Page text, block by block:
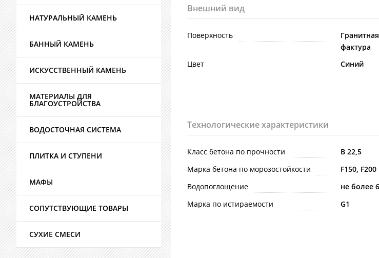
Внешний вид
Поверхность
Гранитная
фактура
Цвет
Синий
Технологические характеристики
Класс бетона по прочности
В 22,5
Марка бетона по морозостойкости
F150, F200
Водопоглощение
не более
Марка по истираемости
G1
НАТУРАЛЬНЫЙ КАМЕНЬ
БАННЫЙ КАМЕНЬ
ИСКУССТВЕННЫЙ КАМЕНЬ
МАТЕРИАЛЫ ДЛЯ
БЛАГОУСТРОЙСТВА
ВОДОСТОЧНАЯ СИСТЕМА
ПЛИТКА И СТУПЕНИ
МАФЫ
СОПУТСТВУЮЩИЕ ТОВАРЫ
СУХИЕ СМЕСИ